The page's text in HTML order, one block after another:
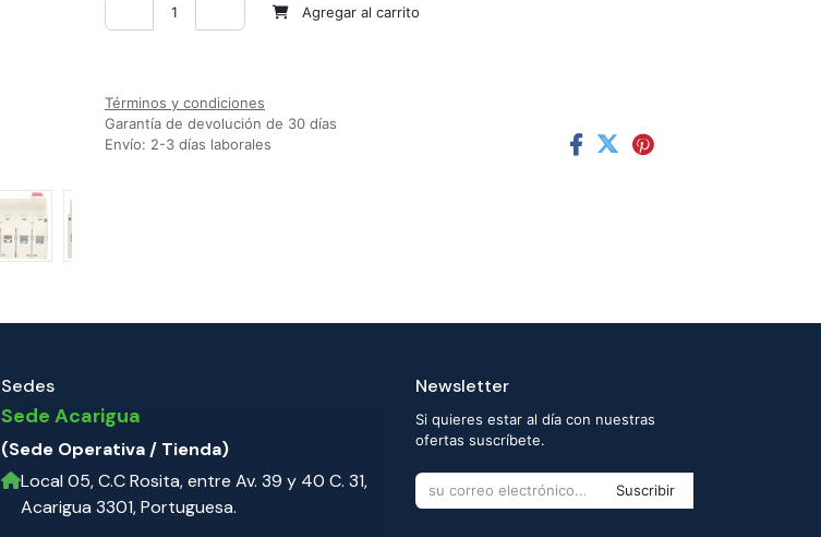
Agregar al carrito
Términos y condiciones
Garantía de devolución de 30 días
Envío: 2-3 días laborales
Sedes
Sede Acarigua
(Sede Operativa / Tienda)
Local 05, C.C Rosita, entre Av. 39 y 40 C. 31,
Acarigua 3301, Portuguesa.
Newsletter
Si quieres estar al día con nuestras
ofertas suscríbete.
Suscribir